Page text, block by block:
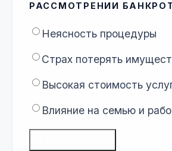
РАССМОТРЕНИИ
Неясность процедуры
Страх потерять
Высокая стоимость
Влияние на семью и